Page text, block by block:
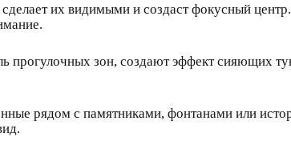
их видимыми и создаст фокусный
прогулочных зон, создают эффект сияющих
рядом с памятниками, фонтанами или